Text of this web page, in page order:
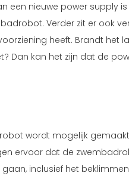
een nieuwe power supply
Verder zit er ook
heeft. Brandt het
Dan kan het zijn dat de
wordt mogelijk
ervoor dat de
inclusief het